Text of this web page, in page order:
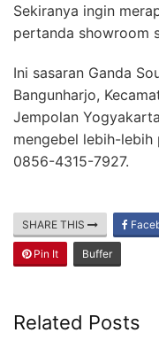
Sekiranya ingin
pertanda showroom
Ini sasaran Ganda
Bangunharjo,
Jempolan
mengebel lebih-
0856-4315-7927.
SHARE THIS
Pin It Buffer
Related Posts